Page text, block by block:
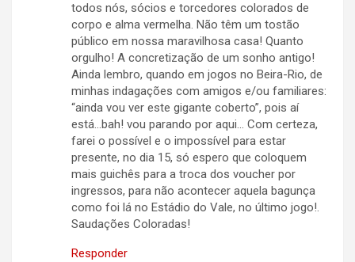
todos nós, sócios e torcedores colorados de
corpo e alma vermelha. Não têm um tostão
público em nossa maravilhosa casa! Quanto
orgulho! A concretização de um sonho antigo!
Ainda lembro, quando em jogos no Beira-Rio, de
minhas indagações com amigos e/ou familiares:
“ainda vou ver este gigante coberto”, pois aí
está…bah! vou parando por aqui… Com certeza,
farei o possível e o impossível para estar
presente, no dia 15, só espero que coloquem
mais guichês para a troca dos voucher por
ingressos, para não acontecer aquela bagunça
como foi lá no Estádio do Vale, no último jogo!.
Saudações Coloradas!
Responder